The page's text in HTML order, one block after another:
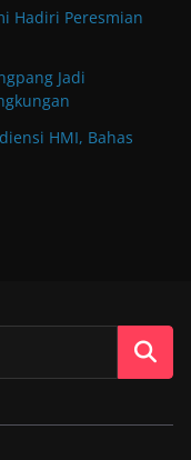
Hadiri Peresmian
Jadi
HMI, Bahas